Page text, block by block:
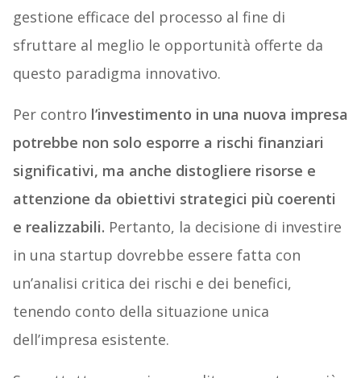
gestione efficace del processo al fine di
sfruttare al meglio le opportunità offerte da
questo paradigma innovativo.
Per contro l’investimento in una nuova impresa
potrebbe non solo esporre a rischi finanziari
significativi, ma anche distogliere risorse e
attenzione da obiettivi strategici più coerenti
e realizzabili. Pertanto, la decisione di investire
in una startup dovrebbe essere fatta con
un’analisi critica dei rischi e dei benefici,
tenendo conto della situazione unica
dell’impresa esistente.